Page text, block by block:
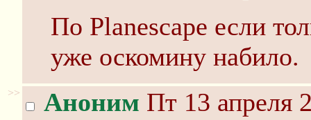
По Planescape если
уже оскомину набило.
>> Аноним Пт 13 апреля